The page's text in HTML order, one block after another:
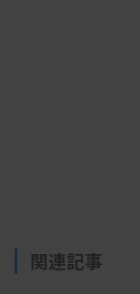
関連記事